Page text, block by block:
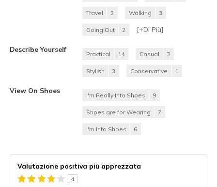
Travel 3 Walking 3
Going Out 2 [+Di Più]
Describe Yourself
Practical 14 Casual 3
Stylish 3 Conservative 1
View On Shoes
I'm Really Into Shoes 9
Shoes are for Wearing 7
I'm Into Shoes 6
Valutazione positiva più apprezzata
4